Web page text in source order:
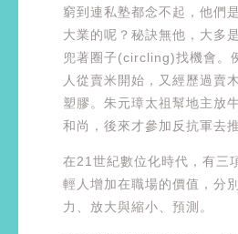
窮到連私塾都念不起，他們
大業的呢？秘訣無他，大多
兜著圈子(circling)找機會。
人從賣米開始，又經歷過賣
塑膠。朱元璋太祖幫地主放
和尚，後來才參加反抗軍去
在21世紀數位化時代，有三
輕人增加在職場的價值，分
力、放大與縮小、預測。